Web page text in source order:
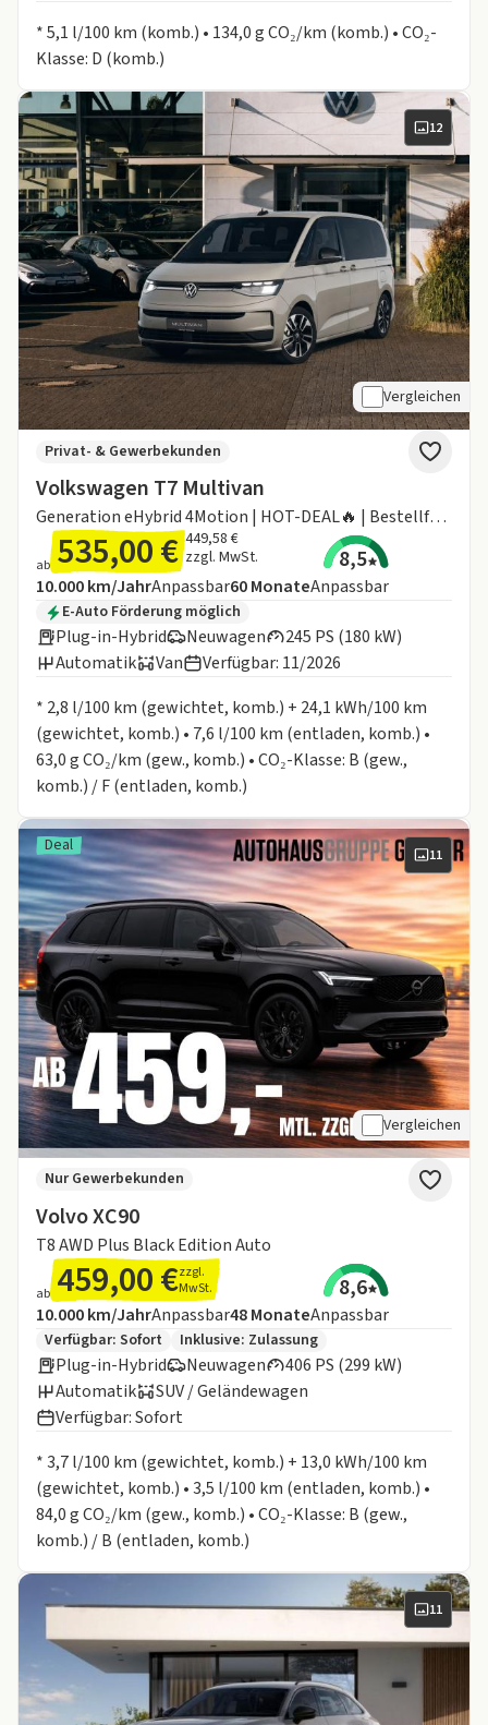
* 5,1 l/100 km (komb.) • 134,0 g CO₂/km (komb.) • CO₂-
Klasse: D (komb.)
12
Vergleichen
Volkswagen T7 Multivan
Generation eHybrid 4Motion | HOT-DEAL🔥 | Bestellfahrzeug
Privat- & Gewerbekunden
ab 535,00 € 449,58 €
zzgl. MwSt.
8,5
Angebotsdetails:
Inklusive Laufleistung
10.000 km/JahrAnpassbarLaufzeit
60MonateAnpassbar
Zusätzliche Fahrzeuginformationen:
E-Auto Förderung möglich
Plug-in-Hybrid Neuwagen
245 PS (180 kW)
Automatik
Van
Verfügbar: 11/2026
* 2,8 l/100 km (gewichtet, komb.) + 24,1 kWh/100 km
(gewichtet, komb.) • 7,6 l/100 km (entladen, komb.) •
63,0 g CO₂/km (gew., komb.) • CO₂-Klasse: B (gew.,
komb.) / F (entladen, komb.)
11
Deal
Vergleichen
Volvo XC90
T8 AWD Plus Black Edition Auto
Nur Gewerbekunden
ab 459,00 €zzgl.
MwSt.
8,6
Angebotsdetails:
Inklusive Laufleistung
10.000 km/JahrAnpassbarLaufzeit
48MonateAnpassbar
Zusätzliche Fahrzeuginformationen:
Verfügbar: Sofort Inklusive: Zulassung
Plug-in-Hybrid Neuwagen
406 PS (299 kW)
Automatik
SUV / Geländewagen
Verfügbar: Sofort
* 3,7 l/100 km (gewichtet, komb.) + 13,0 kWh/100 km
(gewichtet, komb.) • 3,5 l/100 km (entladen, komb.) •
84,0 g CO₂/km (gew., komb.) • CO₂-Klasse: B (gew.,
komb.) / B (entladen, komb.)
11